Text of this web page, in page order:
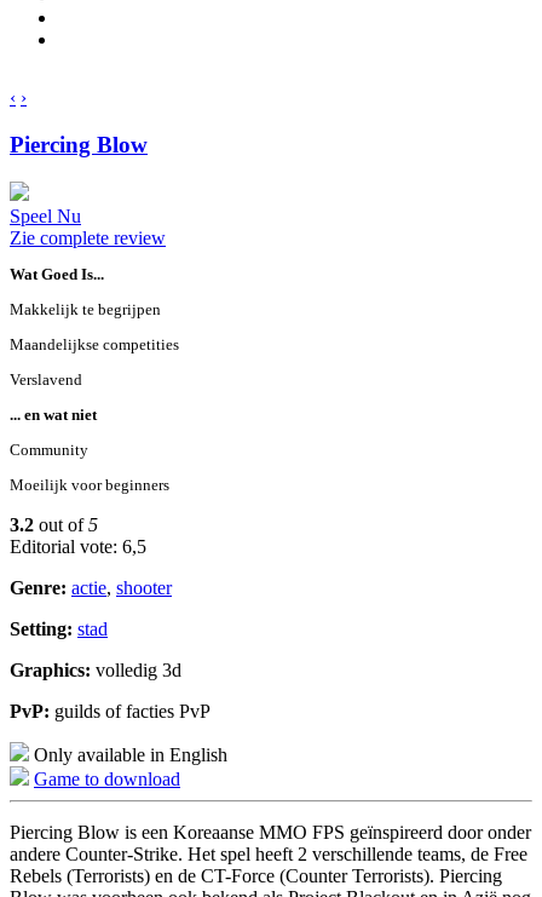
‹ ›
Piercing Blow
Speel Nu
Zie complete review
Wat Goed Is...
Makkelijk te begrijpen
Maandelijkse competities
Verslavend
... en wat niet
Community
Moeilijk voor beginners
3.2 out of5
Editorial vote: 6,5
Genre: actie, shooter
Setting: stad
Graphics: volledig 3d
PvP: guilds of facties PvP
Only available in English
Game to download
Piercing Blow is een Koreaanse MMO FPS geïnspireerd door onder
andere Counter-Strike. Het spel heeft 2 verschillende teams, de Free
Rebels (Terrorists) en de CT-Force (Counter Terrorists). Piercing